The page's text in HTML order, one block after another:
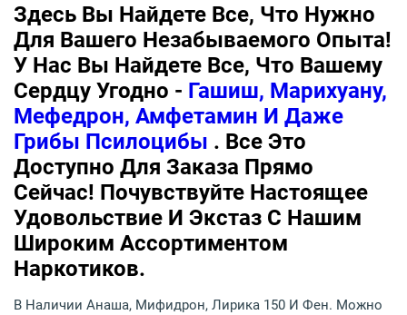
Здесь Вы Найдете Все, Что Нужно
Для Вашего Незабываемого Опыта!
У Нас Вы Найдете Все, Что Вашему
Сердцу Угодно - Гашиш, Марихуану,
Мефедрон, Амфетамин И Даже
Грибы Псилоцибы . Все Это
Доступно Для Заказа Прямо
Сейчас! Почувствуйте Настоящее
Удовольствие И Экстаз С Нашим
Широким Ассортиментом
Наркотиков.
В Наличии Анаша, Мифидрон, Лирика 150 И Фен. Можно